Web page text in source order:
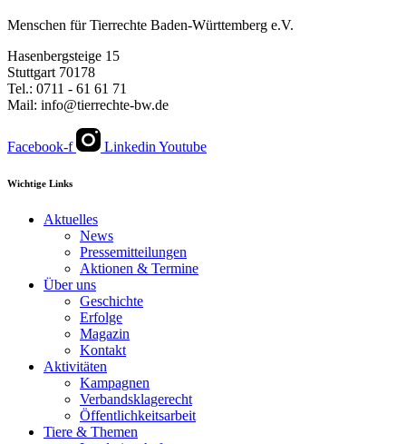
Menschen für Tierrechte Baden-Württemberg e.V.
Hasenbergsteige 15
Stuttgart 70178
Tel.: 0711 - 61 61 71
Mail: info@tierrechte-bw.de
Facebook-f Linkedin Youtube
Wichtige Links
Aktuelles
News
Pressemitteilungen
Aktionen & Termine
Über uns
Geschichte
Erfolge
Magazin
Kontakt
Aktivitäten
Kampagnen
Verbandsklagerecht
Öffentlichkeitsarbeit
Tiere & Themen